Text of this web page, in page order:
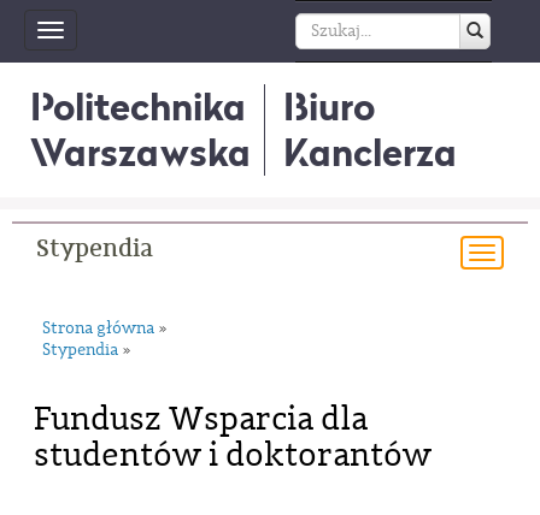
Toggle
navigation
Politechnika
Warszawska
Biuro
Kanclerza
Stypendia
Strona główna »
Stypendia »
Fundusz Wsparcia dla
studentów i doktorantów